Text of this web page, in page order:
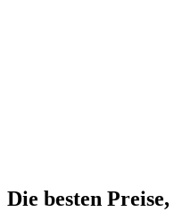
Die besten Preise,